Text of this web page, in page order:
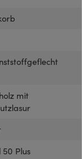
mit
50 Plus